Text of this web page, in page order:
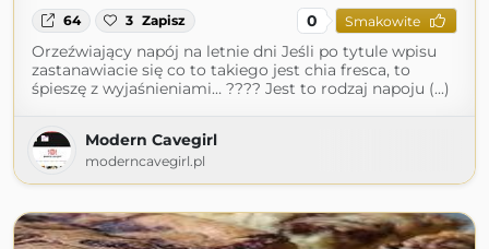
64 3 Zapisz 0 Smakowite
Orzeźwiający napój na letnie dni Jeśli po tytule wpisu
zastanawiacie się co to takiego jest chia fresca, to
śpieszę z wyjaśnieniami… ???? Jest to rodzaj napoju (...)
Modern Cavegirl
moderncavegirl.pl